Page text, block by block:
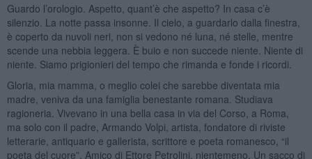
Guardo l’orologio. Aspetto, quant’è che aspetto? In casa c’è
silenzio. La notte passa insonne. Il cielo, a guardarlo dalla finestra,
è coperto da nuvoli neri, non si vedono né luna, né stelle, mentre
scende una nebbia leggera. È buio e non succede niente. Niente di
niente. Siamo prigionieri del tempo che rimanda e fonde i ricordi.
Gloria, mia mamma, o meglio colei che sarebbe diventata mia
madre, veniva da una famiglia benestante romana. Studiava
ragioneria. Vivevano in una bella casa in via del Corso, a Roma,
ma solo con il padre, Armando Volpi, artista, fondatore di riviste
letterarie, antiquario e gallerista, scrittore e poeta romanesco, “il
poeta del cuore”. Amico di Ettore Petrolini, nientemeno. Un sacco di